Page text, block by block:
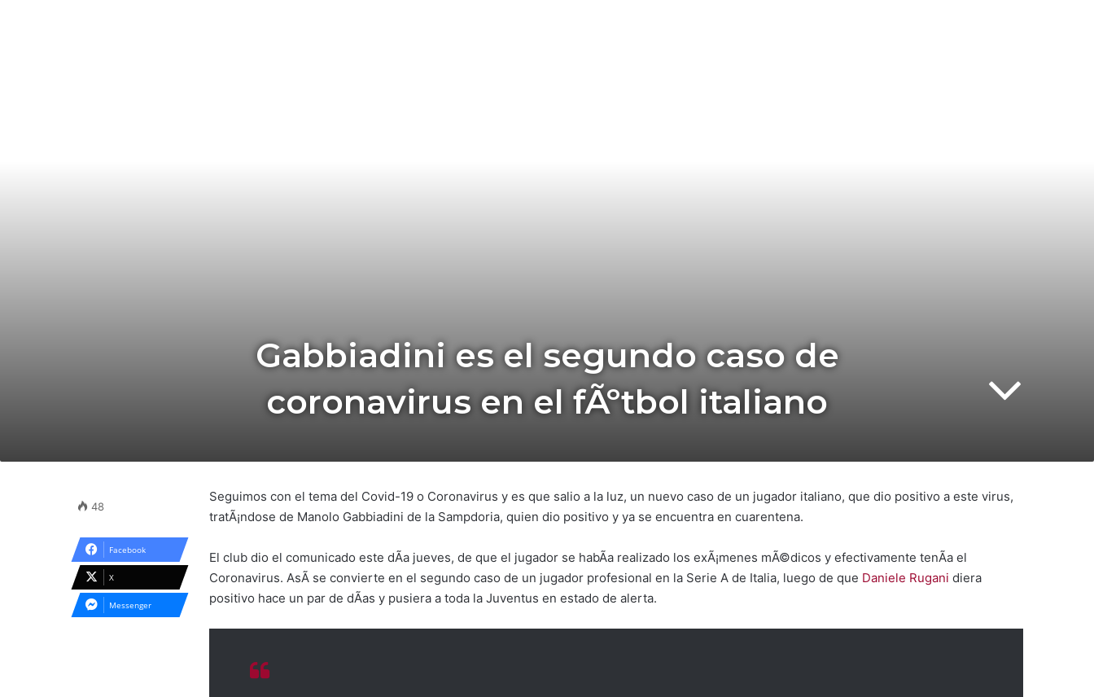
Gabbiadini es el segundo caso de
coronavirus en el fÃºtbol italiano
Seguimos con el tema del Covid-19 o Coronavirus y es que salio a la luz, un nuevo caso de un jugador italiano, que dio positivo a este virus,
tratÃ¡ndose de Manolo Gabbiadini de la Sampdoria, quien dio positivo y ya se encuentra en cuarentena.
El club dio el comunicado este dÃ­a jueves, de que el jugador se habÃ­a realizado los exÃ¡menes mÃ©dicos y efectivamente tenÃ­a el
Coronavirus. AsÃ­ se convierte en el segundo caso de un jugador profesional en la Serie A de Italia, luego de que Daniele Rugani diera
positivo hace un par de dÃ­as y pusiera a toda la Juventus en estado de alerta.
48
Facebook
X
Messenger